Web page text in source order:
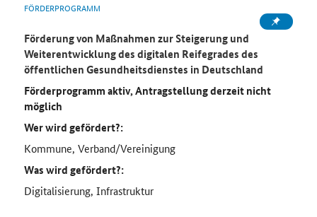
FÖRDERPROGRAMM
Förderung von Maßnahmen zur Steigerung und
Weiterentwicklung des digitalen Reifegrades des
öffentlichen Gesundheitsdienstes in Deutschland
Förderprogramm aktiv, Antragstellung derzeit nicht
möglich
Wer wird gefördert?:
Kommune, Verband/Vereinigung
Was wird gefördert?:
Digitalisierung, Infrastruktur